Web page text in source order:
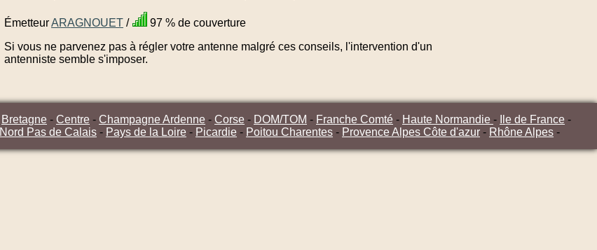
ÉmetteurARAGNOUET /
97 % de couverture
Si vous ne parvenez pas à régler votre antenne malgré ces conseils, l'intervention d'un
antenniste semble s'imposer.
Bretagne - Centre - Champagne Ardenne - Corse - DOM/TOM - Franche Comté - Haute Normandie - Ile de France -
Nord Pas de Calais - Pays de la Loire - Picardie - Poitou Charentes - Provence Alpes Côte d'azur - Rhône Alpes -